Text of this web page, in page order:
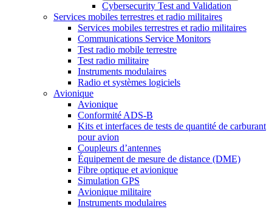
Cybersecurity Test and Validation
Services mobiles terrestres et radio militaires
Services mobiles terrestres et radio militaires
Communications Service Monitors
Test radio mobile terrestre
Test radio militaire
Instruments modulaires
Radio et systèmes logiciels
Avionique
Avionique
Conformité ADS-B
Kits et interfaces de tests de quantité de carburant
pour avion
Coupleurs d’antennes
Équipement de mesure de distance (DME)
Fibre optique et avionique
Simulation GPS
Avionique militaire
Instruments modulaires